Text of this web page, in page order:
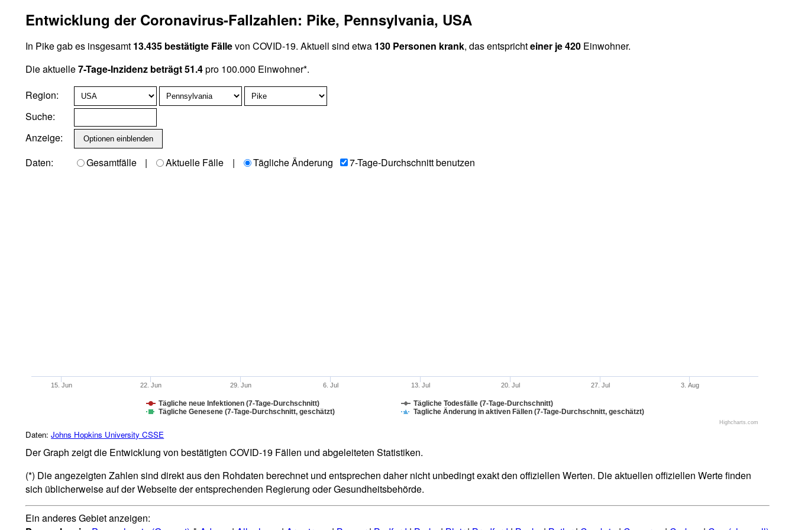
Entwicklung der Coronavirus-Fallzahlen: Pike, Pennsylvania, USA
In Pike gab es insgesamt 13.435 bestätigte Fällevon COVID-19. Aktuell sind etwa 130 Personen krank, das entsprichteiner je 420 Einwohner.
Die aktuelle7-Tage-Inzidenz beträgt 51.4pro 100.000 Einwohner*.
Region:
Suche:
Anzeige:
Daten:
Gesamtfälle | Aktuelle Fälle | Tägliche Änderung 7-Tage-Durchschnitt benutzen
Tägliche neue Infektionen (7-Tage-Durchschnitt)
Tägliche Todesfälle (7-Tage-Durchschnitt)
Tägliche Genesene (7-Tage-Durchschnitt, geschätzt)
Tagliche Änderung in aktiven Fällen (7-Tage-Durchschnitt, geschätzt)
15. Jun 22. Jun 29. Jun 6. Jul 13. Jul 20. Jul 27. Jul 3. Aug
Highcharts.com
Daten:Johns Hopkins University CSSE
Der Graph zeigt die Entwicklung von bestätigten COVID-19 Fällen und abgeleiteten Statistiken.
(*) Die angezeigten Zahlen sind direkt aus den Rohdaten berechnet und entsprechen daher nicht unbedingt exakt den offiziellen Werten. Die aktuellen offiziellen Werte finden
sich üblicherweise auf der Webseite der entsprechenden Regierung oder Gesundheitsbehörde.
Ein anderes Gebiet anzeigen: